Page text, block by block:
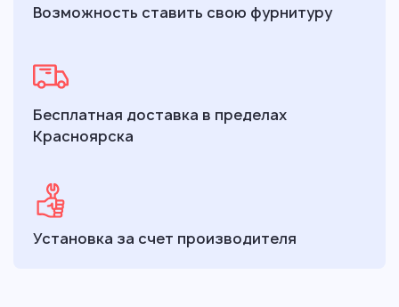
Возможность ставить свою фурнитуру
Бесплатная доставка в пределах
Красноярска
Установка за счет производителя